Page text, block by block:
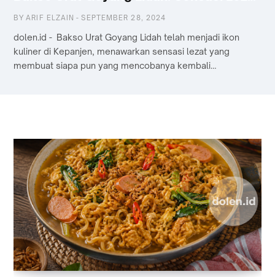
BY ARIF ELZAIN - MEI 02, 2025
Dolen.id - Kuliner tradisional semakin digemari di tengah
era modern yang serba cepat. Banyak masyarakat yang
merindukan suasana makan ala kampung …
BY ARIF ELZAIN - SEPTEMBER 28, 2024
dolen.id - Bakso Urat Goyang Lidah telah menjadi ikon
kuliner di Kepanjen, menawarkan sensasi lezat yang
membuat siapa pun yang mencobanya kembali…